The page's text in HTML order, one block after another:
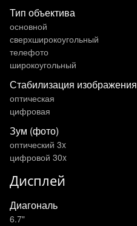
Тип объектива
основной
сверхширокоугольный
телефото
широкоугольный
Стабилизация изображения
оптическая
цифровая
Зум (фото)
оптический 3x
цифровой 30x
Дисплей
Диагональ
6.7"